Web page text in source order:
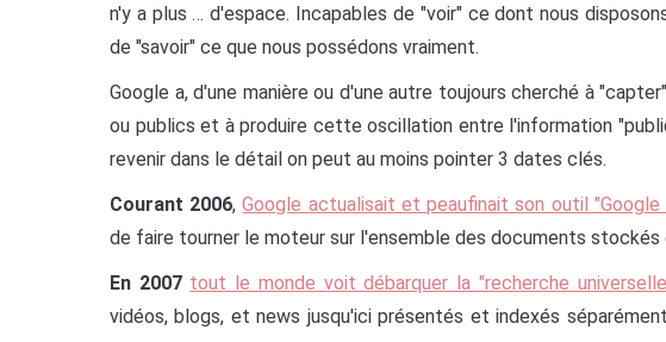
n'y a plus … d'espace. Incapables de "voir" ce dont nous
de "savoir" ce que nous possédons vraiment.
Google a, d'une manière ou d'une autre toujours cherché à
ou publics et à produire cette oscillation entre l'information
revenir dans le détail on peut au moins pointer 3 dates clés.
Courant 2006,Google actualisait et peaufinait son outil "Google
de faire tourner le moteur sur l'ensemble des documents stockés
En 2007 tout le monde voit débarquer la "recherche
vidéos, blogs, et news jusqu'ici présentés et indexés